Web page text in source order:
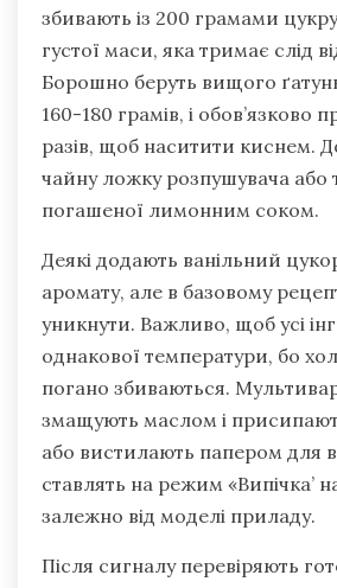
збивають із 200 грамами цукру
густої маси, яка тримає слід
Борошно беруть вищого
160-180 грамів, і обов’язково
разів, щоб наситити киснем.
чайну ложку розпушувача або
погашеної лимонним соком.
Деякі додають ванільний
аромату, але в базовому
уникнути. Важливо, щоб усі
однакової температури, бо
погано збиваються.
змащують маслом і
або вистилають папером для
ставлять на режим «Випічка’
залежно від моделі приладу.
Після сигналу перевіряють